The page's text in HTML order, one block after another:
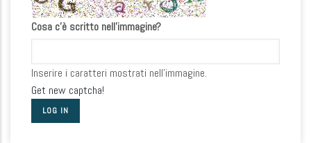
Cosa c'è scritto nell'immagine?
Inserire i caratteri mostrati nell'immagine.
Get new captcha!